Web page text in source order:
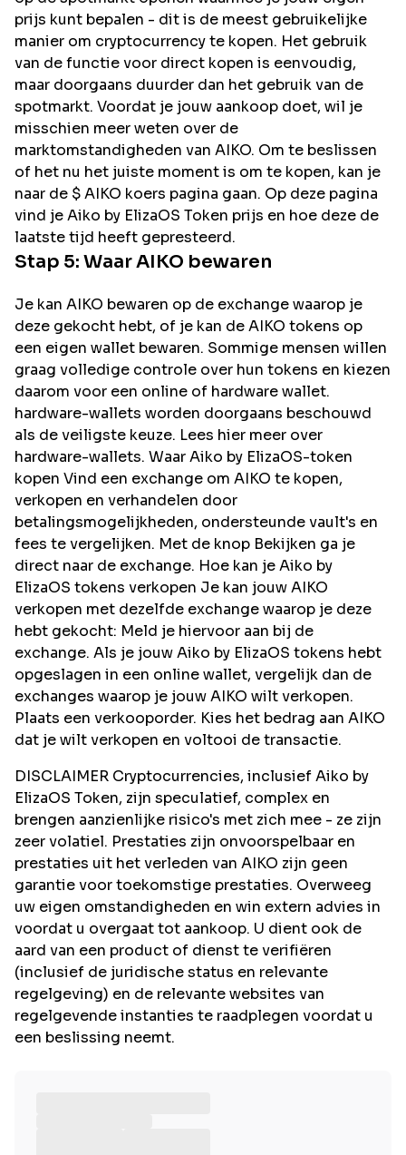
prijs kunt bepalen - dit is de meest gebruikelijke
manier om cryptocurrency te kopen. Het gebruik
van de functie voor direct kopen is eenvoudig,
maar doorgaans duurder dan het gebruik van de
spotmarkt. Voordat je jouw aankoop doet, wil je
misschien meer weten over de
marktomstandigheden van AIKO. Om te beslissen
of het nu het juiste moment is om te kopen, kan je
naar de $ AIKO koers pagina gaan. Op deze pagina
vind je Aiko by ElizaOS Token prijs en hoe deze de
laatste tijd heeft gepresteerd.
Stap 5: WaarAIKO bewaren
Je kan AIKO bewaren op de exchange waarop je
deze gekocht hebt, of je kan de AIKO tokens op
een eigen wallet bewaren. Sommige mensen willen
graag volledige controle over hun tokens en kiezen
daarom voor een online of hardware wallet.
hardware-wallets worden doorgaans beschouwd
als de veiligste keuze. Lees hier meer over
hardware-wallets. Waar Aiko by ElizaOS-token
kopen Vind een exchange om AIKO te kopen,
verkopen en verhandelen door
betalingsmogelijkheden, ondersteunde vault's en
fees te vergelijken. Met de knop Bekijken ga je
direct naar de exchange. Hoe kan je Aiko by
ElizaOS tokens verkopen Je kan jouw AIKO
verkopen met dezelfde exchange waarop je deze
hebt gekocht: Meld je hiervoor aan bij de
exchange. Als je jouw Aiko by ElizaOS tokens hebt
opgeslagen in een online wallet, vergelijk dan de
exchanges waarop je jouw AIKO wilt verkopen.
Plaats een verkooporder. Kies het bedrag aan AIKO
dat je wilt verkopen en voltooi de transactie.
DISCLAIMER Cryptocurrencies, inclusief Aiko by
ElizaOS Token, zijn speculatief, complex en
brengen aanzienlijke risico's met zich mee - ze zijn
zeer volatiel. Prestaties zijn onvoorspelbaar en
prestaties uit het verleden van AIKO zijn geen
garantie voor toekomstige prestaties. Overweeg
uw eigen omstandigheden en win extern advies in
voordat u overgaat tot aankoop. U dient ook de
aard van een product of dienst te verifiëren
(inclusief de juridische status en relevante
regelgeving) en de relevante websites van
regelgevende instanties te raadplegen voordat u
een beslissing neemt.